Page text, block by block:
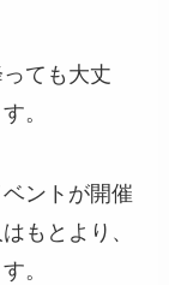
ても大丈
。
ントが開催
もとより、
。